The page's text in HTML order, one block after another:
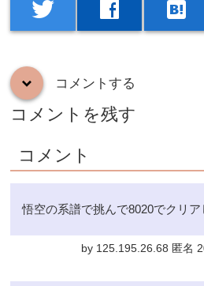
twitter facebook hatenabookmark
down コメントする
コメントを残す
コメント
悟空の系譜で挑んで8020でクリア
by 125.195.26.68 匿名